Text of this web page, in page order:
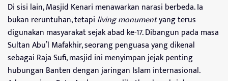
Di sisi lain, Masjid Kenari menawarkan narasi berbeda. Ia
bukan reruntuhan, tetapi living monumentyang terus
digunakan masyarakat sejak abad ke-17. Dibangun pada masa
Sultan Abu’l Mafakhir, seorang penguasa yang dikenal
sebagai Raja Sufi, masjid ini menyimpan jejak penting
hubungan Banten dengan jaringan Islam internasional.